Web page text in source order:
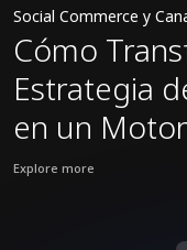
Social Commerce y
Cómo
Estrategia
en un
Omnicanal
Explore more